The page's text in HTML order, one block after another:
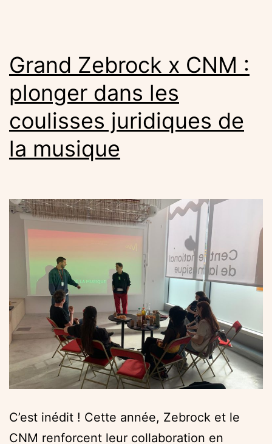
finale
Grand Zebrock x CNM :
plonger dans les
coulisses juridiques de
la musique
C’est inédit ! Cette année, Zebrock et le
CNM renforcent leur collaboration en